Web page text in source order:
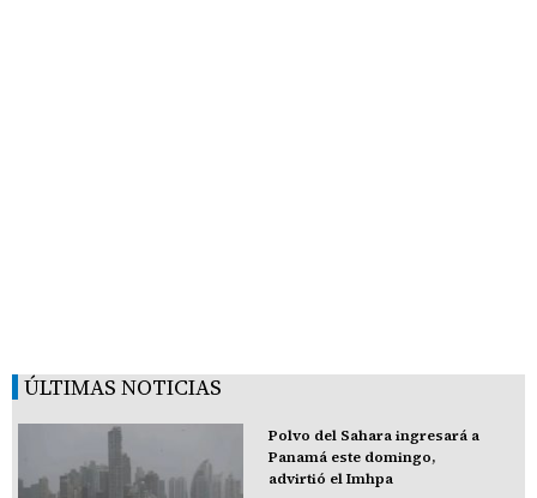
ÚLTIMAS NOTICIAS
Polvo del Sahara ingresará a
Panamá este domingo,
advirtió el Imhpa